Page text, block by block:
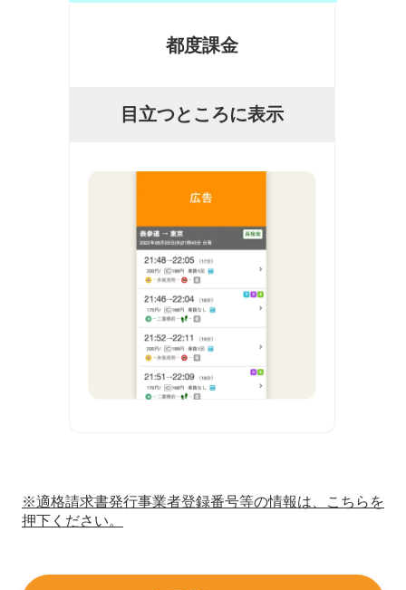
都度課金
目立つところに表示
※適格請求書発行事業者登録番号等の情報は、こちらを
押下ください。